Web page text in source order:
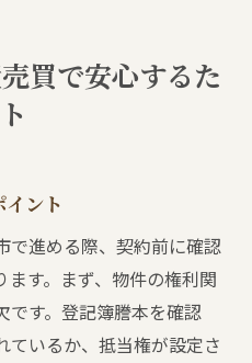
買で安心するた
ント
で進める際、契約前に確認
す。まず、物件の権利関
です。登記簿謄本を確認
ているか、抵当権が設定さ